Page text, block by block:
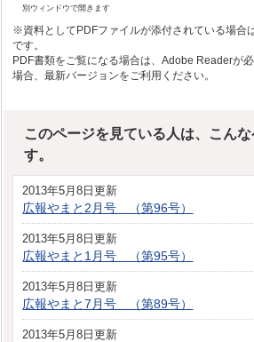
別ウィンドウで開きます
※資料としてPDFファイルが添付されている場合
です。
PDF書類をご覧になる場合は、Adobe Readerが
場合、最新バージョンをご利用ください。
このページを見ている人は、こん
す。
2013年5月8日更新
広報やまと2月号 （第96号）
2013年5月8日更新
広報やまと1月号 （第95号）
2013年5月8日更新
広報やまと7月号 （第89号）
2013年5月8日更新